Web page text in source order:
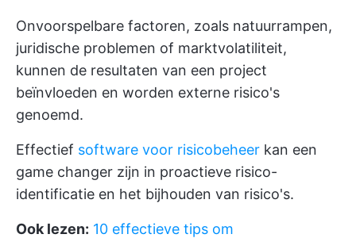
Onvoorspelbare factoren, zoals natuurrampen,
juridische problemen of marktvolatiliteit,
kunnen de resultaten van een project
beïnvloeden en worden externe risico's
genoemd.
Effectief software voor risicobeheer kan een
game changer zijn in proactieve risico-
identificatie en het bijhouden van risico's.
Ook lezen: 10 effectieve tips om